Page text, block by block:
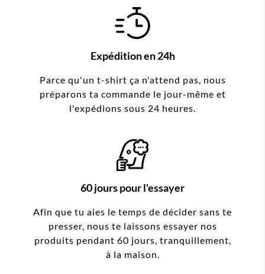
Expédition en 24h
Parce qu'un t-shirt ça n'attend pas, nous
préparons ta commande le jour-même et
l'expédions sous 24 heures.
60 jours pour l'essayer
Afin que tu aies le temps de décider sans te
presser, nous te laissons essayer nos
produits pendant 60 jours, tranquillement,
à la maison.